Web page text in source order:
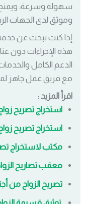
سهولة وسرعة، ويمنح
وموثق لدى الجهات
إذا كنت تبحث عن
هذه الإجراءات دون
الدعم الكامل
مع فريق عمل جاهز
اقرأ المزيد :
استخراج تصريح
استخراج تصريح
مكتب لاستخراج
معقب تصاريح
تصريح الزواج من